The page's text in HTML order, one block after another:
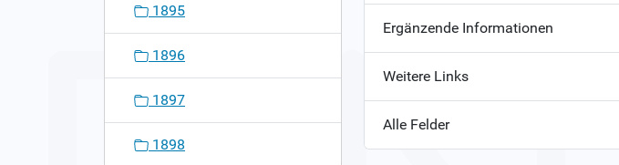
Ergänzende Informationen
Weitere Links
Alle Felder
1895
1896
1897
1898